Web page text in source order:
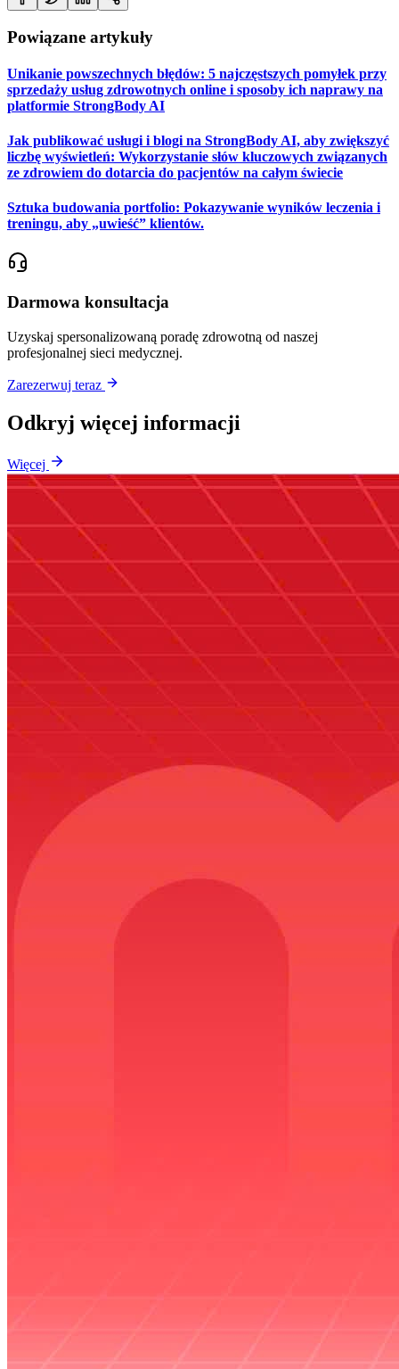
Powiązane artykuły
Unikanie powszechnych błędów: 5 najczęstszych pomyłek przy
sprzedaży usług zdrowotnych online i sposoby ich naprawy na
platformie StrongBody AI
Jak publikować usługi i blogi na StrongBody AI, aby zwiększyć
liczbę wyświetleń: Wykorzystanie słów kluczowych związanych
ze zdrowiem do dotarcia do pacjentów na całym świecie
Sztuka budowania portfolio: Pokazywanie wyników leczenia i
treningu, aby „uwieść” klientów.
Darmowa konsultacja
Uzyskaj spersonalizowaną poradę zdrowotną od naszej
profesjonalnej sieci medycznej.
Zarezerwuj teraz
Odkryj więcej informacji
Więcej